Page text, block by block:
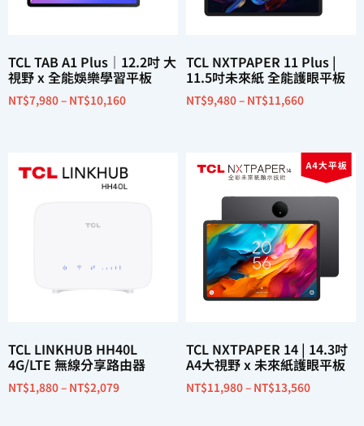
TCL TAB A1 Plus｜12.2吋 大
視野 x 全能娛樂學習平板
NT$7,980– NT$10,160
TCL NXTPAPER 11 Plus |
11.5吋未來紙 全能護眼平板
NT$9,480– NT$11,660
TCL LINKHUB HH40L
4G/LTE 無線分享路由器
NT$1,880– NT$2,079
TCL NXTPAPER 14 | 14.3吋
A4大視野 x 未來紙護眼平板
NT$11,980– NT$13,560